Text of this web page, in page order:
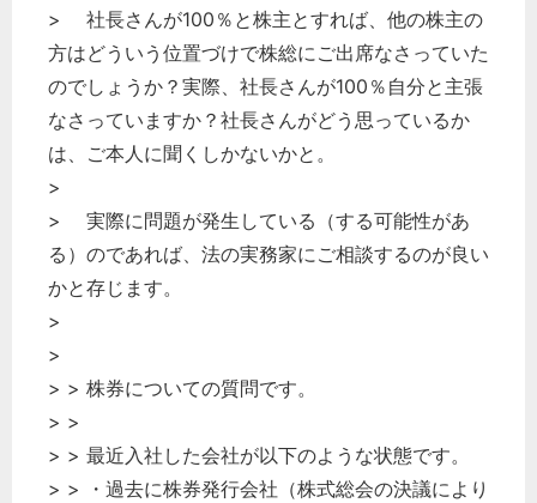
> 社長さんが100％と株主とすれば、他の株主の
方はどういう位置づけで株総にご出席なさっていた
のでしょうか？実際、社長さんが100％自分と主張
なさっていますか？社長さんがどう思っているか
は、ご本人に聞くしかないかと。
>
> 実際に問題が発生している（する可能性があ
る）のであれば、法の実務家にご相談するのが良い
かと存じます。
>
>
> > 株券についての質問です。
> >
> > 最近入社した会社が以下のような状態です。
> > ・過去に株券発行会社（株式総会の決議により